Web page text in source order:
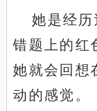
她是经
错题上的红
她就会回想
动的感觉。